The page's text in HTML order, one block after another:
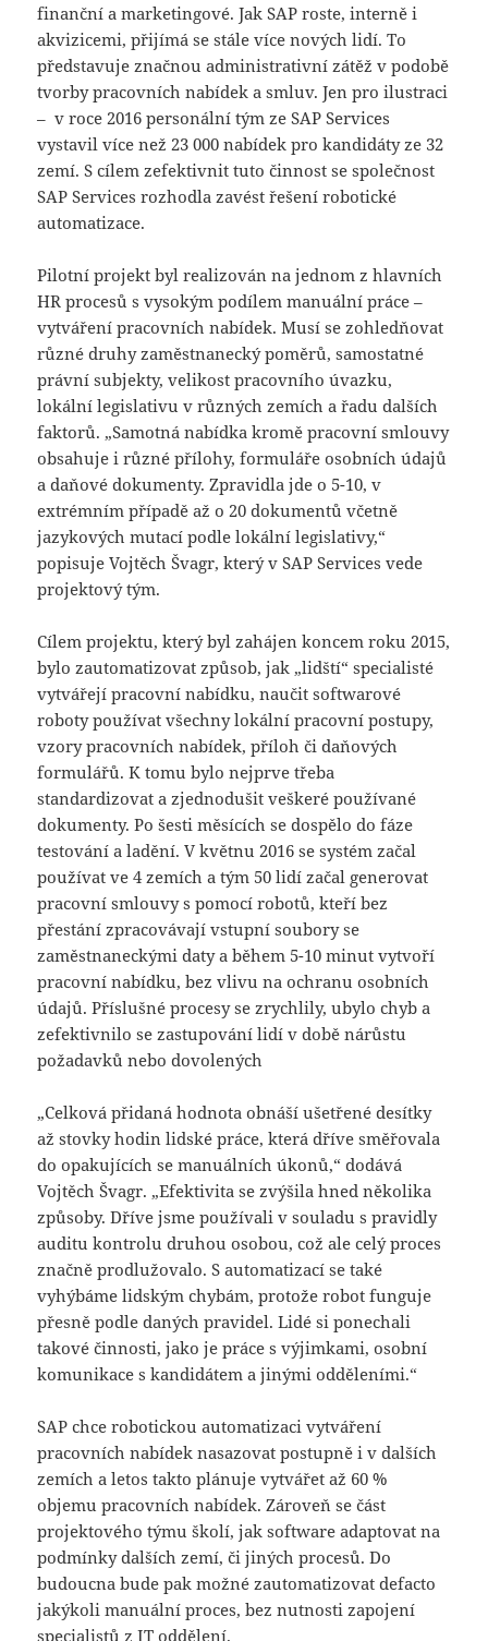
finanční a marketingové. Jak SAP roste, interně i
akvizicemi, přijímá se stále více nových lidí. To
představuje značnou administrativní zátěž v podobě
tvorby pracovních nabídek a smluv. Jen pro ilustraci
– v roce 2016 personální tým ze SAP Services
vystavil více než 23 000 nabídek pro kandidáty ze 32
zemí. S cílem zefektivnit tuto činnost se společnost
SAP Services rozhodla zavést řešení robotické
automatizace.
Pilotní projekt byl realizován na jednom z hlavních
HR procesů s vysokým podílem manuální práce –
vytváření pracovních nabídek. Musí se zohledňovat
různé druhy zaměstnanecký poměrů, samostatné
právní subjekty, velikost pracovního úvazku,
lokální legislativu v různých zemích a řadu dalších
faktorů. „Samotná nabídka kromě pracovní smlouvy
obsahuje i různé přílohy, formuláře osobních údajů
a daňové dokumenty. Zpravidla jde o 5-10, v
extrémním případě až o 20 dokumentů včetně
jazykových mutací podle lokální legislativy,“
popisuje Vojtěch Švagr, který v SAP Services vede
projektový tým.
Cílem projektu, který byl zahájen koncem roku 2015,
bylo zautomatizovat způsob, jak „lidští“ specialisté
vytvářejí pracovní nabídku, naučit softwarové
roboty používat všechny lokální pracovní postupy,
vzory pracovních nabídek, příloh či daňových
formulářů. K tomu bylo nejprve třeba
standardizovat a zjednodušit veškeré používané
dokumenty. Po šesti měsících se dospělo do fáze
testování a ladění. V květnu 2016 se systém začal
používat ve 4 zemích a tým 50 lidí začal generovat
pracovní smlouvy s pomocí robotů, kteří bez
přestání zpracovávají vstupní soubory se
zaměstnaneckými daty a během 5-10 minut vytvoří
pracovní nabídku, bez vlivu na ochranu osobních
údajů. Příslušné procesy se zrychlily, ubylo chyb a
zefektivnilo se zastupování lidí v době nárůstu
požadavků nebo dovolených
„Celková přidaná hodnota obnáší ušetřené desítky
až stovky hodin lidské práce, která dříve směřovala
do opakujících se manuálních úkonů,“ dodává
Vojtěch Švagr. „Efektivita se zvýšila hned několika
způsoby. Dříve jsme používali v souladu s pravidly
auditu kontrolu druhou osobou, což ale celý proces
značně prodlužovalo. S automatizací se také
vyhýbáme lidským chybám, protože robot funguje
přesně podle daných pravidel. Lidé si ponechali
takové činnosti, jako je práce s výjimkami, osobní
komunikace s kandidátem a jinými odděleními.“
SAP chce robotickou automatizaci vytváření
pracovních nabídek nasazovat postupně i v dalších
zemích a letos takto plánuje vytvářet až 60 %
objemu pracovních nabídek. Zároveň se část
projektového týmu školí, jak software adaptovat na
podmínky dalších zemí, či jiných procesů. Do
budoucna bude pak možné zautomatizovat defacto
jakýkoli manuální proces, bez nutnosti zapojení
specialistů z IT oddělení.